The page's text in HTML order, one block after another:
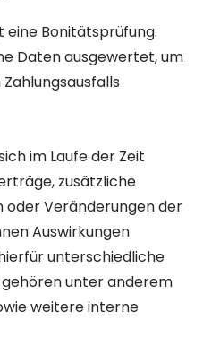
eine Bonitätsprüfung.
Daten ausgewertet, um
im Laufe der Zeit
zusätzliche
oder Veränderungen der
Auswirkungen
unterschiedliche
unter anderem
weitere interne